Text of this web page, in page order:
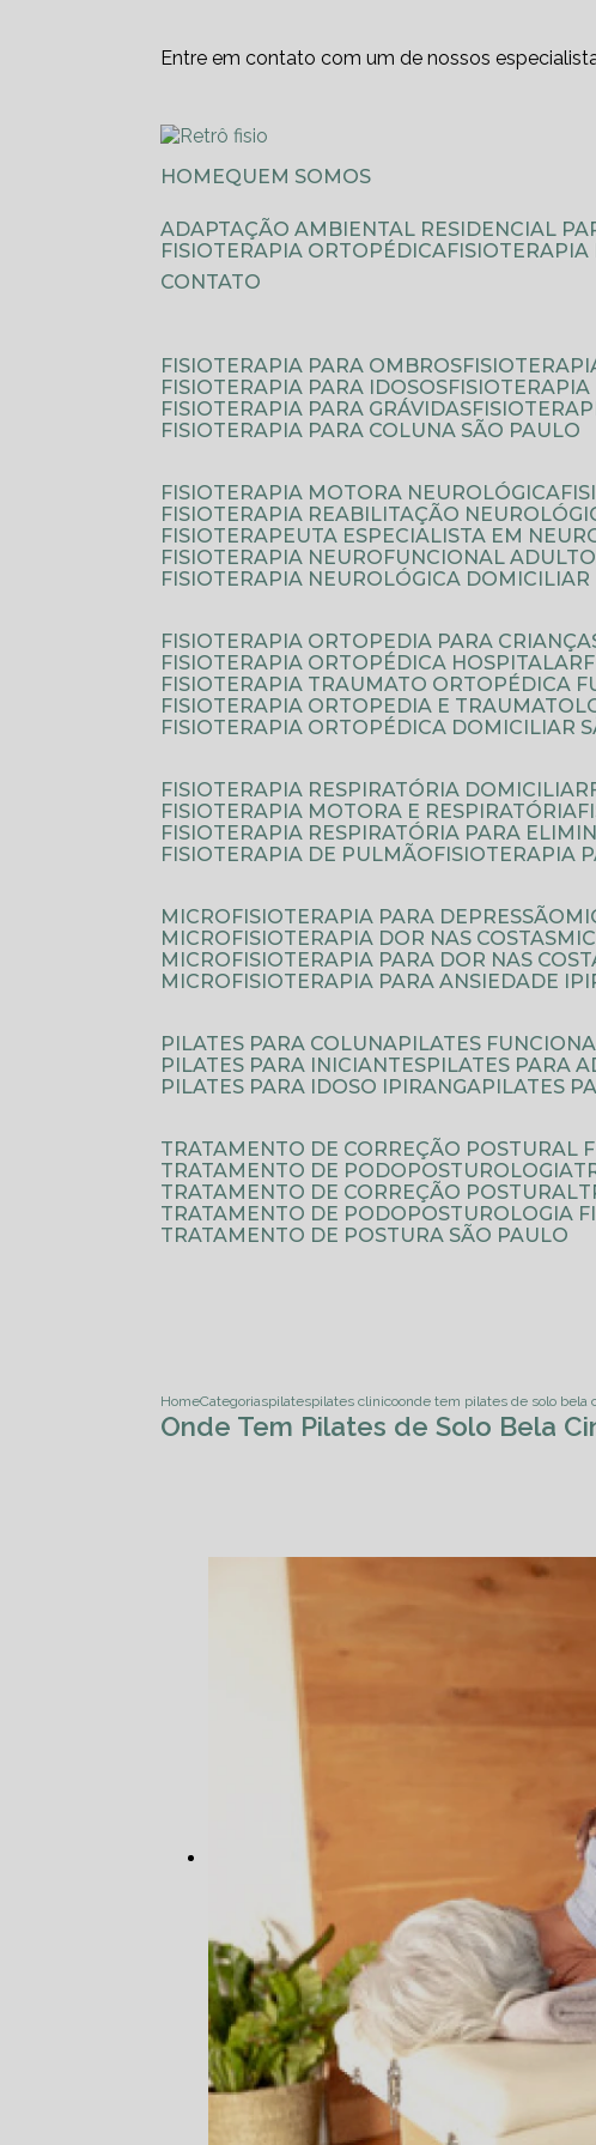
Entre em contato com um de nossos
HOME
QUEM SOMOS
ADAPTAÇÃO AMBIENTAL RESIDENCIAL
FISIOTERAPIA ORTOPÉDICA
CONTATO
FISIOTERAPIA PARA OMBROS
FISIOTERAPIA PARA IDOSOS
FISIOTERAPIA PARA GRÁVIDAS
FISIOTERAPIA PARA COLUNA SÃO PAULO
FISIOTERAPIA MOTORA NEUROLÓGICA
FISIOTERAPIA REABILITAÇÃO
FISIOTERAPEUTA ESPECIALISTA EM
FISIOTERAPIA NEUROFUNCIONAL ADULTO
FISIOTERAPIA NEUROLÓGICA
FISIOTERAPIA ORTOPEDIA PARA
FISIOTERAPIA ORTOPÉDICA HOSPITALAR
FISIOTERAPIA TRAUMATO ORTOPÉDICA
FISIOTERAPIA ORTOPEDIA E
FISIOTERAPIA ORTOPÉDICA DOMICILIAR
FISIOTERAPIA RESPIRATÓRIA DOMICILIAR
FISIOTERAPIA MOTORA E RESPIRATÓRIA
FISIOTERAPIA RESPIRATÓRIA PARA
FISIOTERAPIA DE PULMÃO
FISIOTERAPIA
MICROFISIOTERAPIA PARA DEPRESSÃO
MICROFISIOTERAPIA DOR NAS COSTAS
MICROFISIOTERAPIA PARA DOR NAS
MICROFISIOTERAPIA PARA ANSIEDADE
PILATES PARA COLUNA
PILATES
PILATES PARA INICIANTES
PILATES PARA
PILATES PARA IDOSO IPIRANGA
PILATES
TRATAMENTO DE CORREÇÃO POSTURAL
TRATAMENTO DE PODOPOSTUROLOGIA
TRATAMENTO DE CORREÇÃO POSTURAL
TRATAMENTO DE PODOPOSTUROLOGIA
TRATAMENTO DE POSTURA SÃO PAULO
HomeCategoriaspilatespilates clinicoonde tem pilates de solo bela
Onde Tem Pilates de Solo Bela